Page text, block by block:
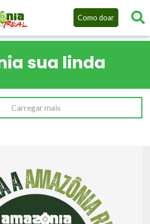
Como doar
sua linda
Carregar mais